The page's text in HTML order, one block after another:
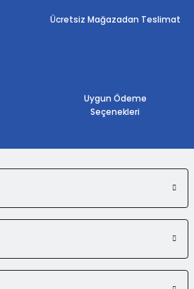
veya görüntülenemiyor.
bilgiler bulunuyor.
olmalı.
Ücretsiz Mağazadan Teslimat
Uygun Ödeme
Seçenekleri